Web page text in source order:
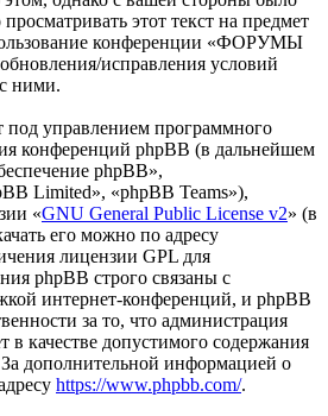
этот текст на предмет
конференции «ФОРУМЫ
исправления условий
ними.
управлением программного
конференций phpBB (в дальнейшем
phpBB»,
Limited», «phpBB Teams»),
«GNU General Public License v2» (в
его можно по адресу
лицензии GPL для
phpBB строго связаны с
интернет-конференций, и phpBB
за то, что администрация
в качестве допустимого содержания
дополнительной информацией о
https://www.phpbb.com/.